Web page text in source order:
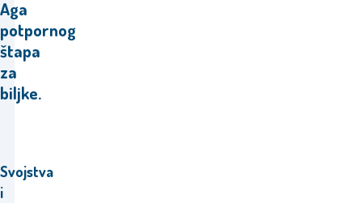
Aga
potpornog
štapa
za
biljke.
Svojstva
i